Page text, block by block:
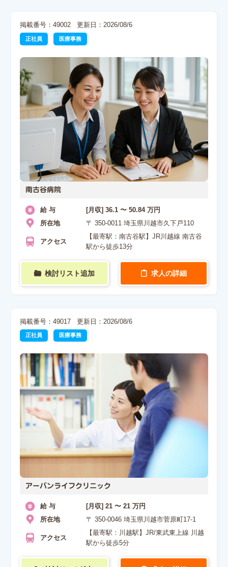
掲載番号：49002 更新日：2026/08/6
正社員 医療事務
南古谷病院
給 与
[月収] 36.1 〜 50.84 万円
所在地
〒 350-0011 埼玉県川越市久下戸110
アクセス
【最寄駅：南古谷駅】JR川越線 南古谷
駅から徒歩13分
検討リスト追加 求人の詳細
掲載番号：49017 更新日：2026/08/6
正社員 医療事務
アーバンライフクリニック
給 与
[月収] 21 〜 21 万円
所在地
〒 350-0046 埼玉県川越市菅原町17-1
アクセス
【最寄駅：川越駅】JR/東武東上線 川越
駅から徒歩5分